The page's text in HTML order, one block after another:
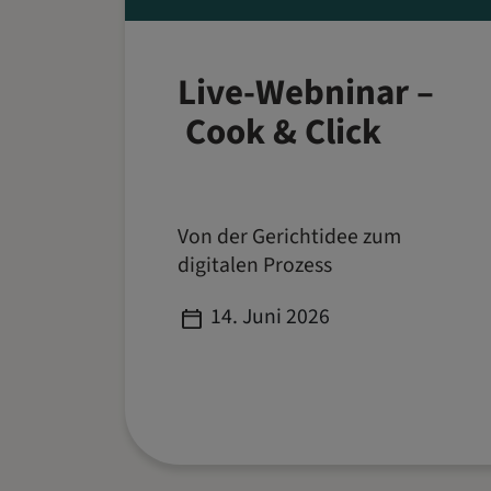
Live-Webninar –
Cook & Click
Von der Gerichtidee zum
digitalen Prozess
Published
14. Juni 2026